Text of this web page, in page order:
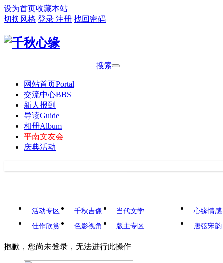
设为首页收藏本站
切换风格 登录 注册 找回密码
搜索
网站首页Portal
交流中心BBS
新人报到
导读Guide
相册Album
平南文友会
庆典活动
活动专区 千秋吉像
当代文学
佳作欣赏
色影视角 版主专区
心缘情感
唐弦宋韵
抱歉，您尚未登录，无法进行此操作